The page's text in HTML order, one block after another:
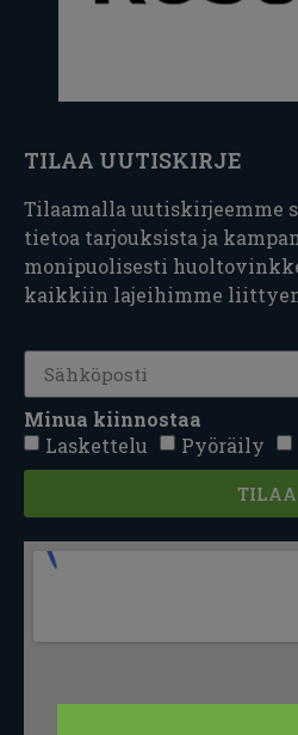
TILAA UUTISKIRJE
Tilaamalla uutiskirjeemme
tietoa tarjouksista ja
monipuolisesti
kaikkiin lajeihimme
Minua kiinnostaa
Laskettelu
Pyöräily
TILAA